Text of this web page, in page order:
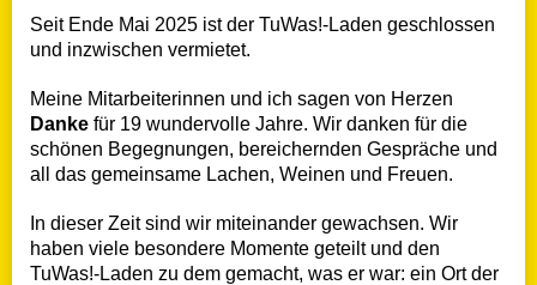
Seit Ende Mai 2025 ist der TuWas!-Laden geschlossen
und inzwischen vermietet.
Meine Mitarbeiterinnen und ich sagen von Herzen
Danke für 19 wundervolle Jahre. Wir danken für die
schönen Begegnungen, bereichernden Gespräche und
all das gemeinsame Lachen, Weinen und Freuen.
In dieser Zeit sind wir miteinander gewachsen. Wir
haben viele besondere Momente geteilt und den
TuWas!-Laden zu dem gemacht, was er war: ein Ort der